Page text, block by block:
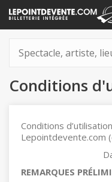
Passer
au
artiste,
lieu...
Conditions
Conditions
Lepointdevente.com
REMARQUES